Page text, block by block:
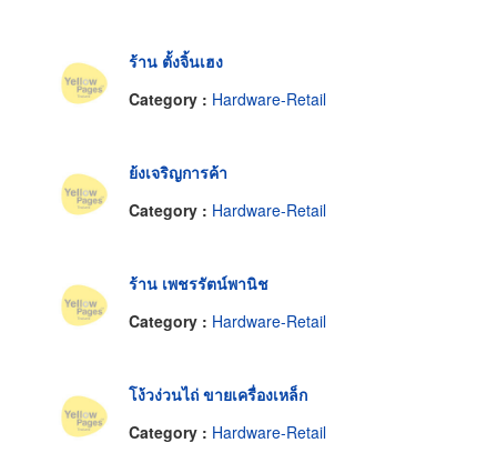
ร้าน ตั้งจิ้นเฮง
Category : Hardware-Retail
ย้งเจริญการค้า
Category : Hardware-Retail
ร้าน เพชรรัตน์พานิช
Category : Hardware-Retail
โง้วง่วนไถ่ ขายเครื่องเหล็ก
Category : Hardware-Retail